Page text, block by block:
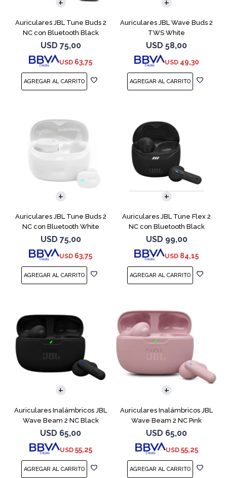
Auriculares JBL Tune Buds 2
NC con Bluetooth Black
USD 75,00
USD 63,75
Auriculares JBL Wave Buds 2
TWS White
USD 58,00
USD 49,30
Auriculares JBL Tune Buds 2
NC con Bluetooth White
USD 75,00
USD 63,75
Auriculares JBL Tune Flex 2
NC con Bluetooth Black
USD 99,00
USD 84,15
Auriculares Inalámbricos JBL
Wave Beam 2 NC Black
USD 65,00
USD 55,25
Auriculares Inalámbricos JBL
Wave Beam 2 NC Pink
USD 65,00
USD 55,25